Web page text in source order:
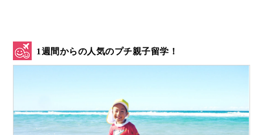
1週間からの人気のプチ親子留学！